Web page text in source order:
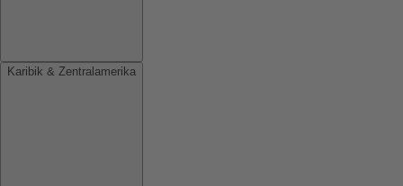
Karibik & Zentralamerika